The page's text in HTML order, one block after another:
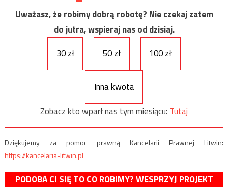
Uważasz, że robimy dobrą robotę? Nie czekaj zatem
do jutra, wspieraj nas od dzisiaj.
30 zł
50 zł 100 zł
Inna kwota
Zobacz kto wparł nas tym miesiącu: Tutaj
Dziękujemy za pomoc prawną Kancelarii Prawnej Litwin:
https://kancelaria-litwin.pl
PODOBA CI SIĘ TO CO ROBIMY? WESPRZYJ PROJEKT